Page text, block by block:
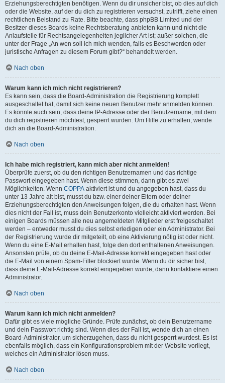
Erziehungsberechtigten benötigen. Wenn du dir unsicher bist, ob dies auf dich
oder die Website, auf der du dich zu registrieren versuchst, zutrifft, ziehe einen
rechtlichen Beistand zu Rate. Bitte beachte, dass phpBB Limited und der
Besitzer dieses Boards keine Rechtsberatung anbieten kann und nicht die
Anlaufstelle für Rechtsangelegenheiten jeglicher Art ist; außer solchen, die
unter der Frage „An wen soll ich mich wenden, falls es Beschwerden oder
juristische Anfragen zu diesem Forum gibt?“ behandelt werden.
Nach oben
Warum kann ich mich nicht registrieren?
Es kann sein, dass die Board-Administration die Registrierung komplett
ausgeschaltet hat, damit sich keine neuen Benutzer mehr anmelden können.
Es könnte auch sein, dass deine IP-Adresse oder der Benutzername, mit dem
du dich registrieren möchtest, gesperrt wurden. Um Hilfe zu erhalten, wende
dich an die Board-Administration.
Nach oben
Ich habe mich registriert, kann mich aber nicht anmelden!
Überprüfe zuerst, ob du den richtigen Benutzernamen und das richtige
Passwort eingegeben hast. Wenn diese stimmen, dann gibt es zwei
Möglichkeiten. Wenn COPPA aktiviert ist und du angegeben hast, dass du
unter 13 Jahre alt bist, musst du bzw. einer deiner Eltern oder deiner
Erziehungsberechtigten den Anweisungen folgen, die du erhalten hast. Wenn
dies nicht der Fall ist, muss dein Benutzerkonto vielleicht aktiviert werden. Bei
einigen Boards müssen alle neu angemeldeten Mitglieder erst freigeschaltet
werden – entweder musst du dies selbst erledigen oder ein Administrator. Bei
der Registrierung wurde dir mitgeteilt, ob eine Aktivierung nötig ist oder nicht.
Wenn du eine E-Mail erhalten hast, folge den dort enthaltenen Anweisungen.
Ansonsten prüfe, ob du deine E-Mail-Adresse korrekt eingegeben hast oder
die E-Mail von einem Spam-Filter blockiert wurde. Wenn du dir sicher bist,
dass deine E-Mail-Adresse korrekt eingegeben wurde, dann kontaktiere einen
Administrator.
Nach oben
Warum kann ich mich nicht anmelden?
Dafür gibt es viele mögliche Gründe. Prüfe zunächst, ob dein Benutzername
und dein Passwort richtig sind. Wenn dies der Fall ist, wende dich an einen
Board-Administrator, um sicherzugehen, dass du nicht gesperrt wurdest. Es ist
ebenfalls möglich, dass ein Konfigurationsproblem mit der Website vorliegt,
welches ein Administrator lösen muss.
Nach oben